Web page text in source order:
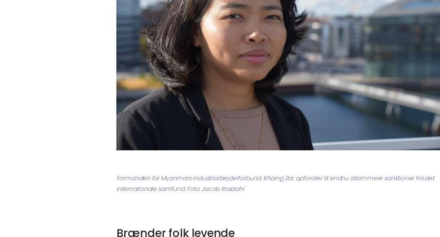
Formanden for Myanmars industriarbejderforbund, Khaing Zar, opfordrer til endnu strammere sanktioner fra det
internationale samfund. Foto: Jacob Rosdahl
Brænder folk levende